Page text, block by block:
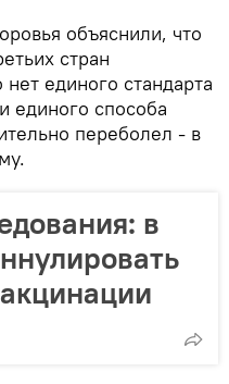
объяснили, что
стран
единого стандарта
единого способа
переболел - в
в